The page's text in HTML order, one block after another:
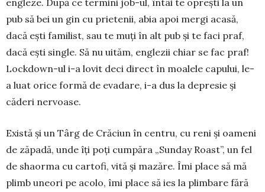
pub să bei un gin cu prietenii, abia apoi mergi acasă,
dacă ești familist, sau te muți în alt pub și te faci praf,
dacă ești single. Să nu uităm, englezii chiar se fac praf!
Lockdown-ul i-a lovit deci direct în moalele capului, le-
a luat orice formă de evadare, i-a dus la depresie și
căderi nervoase.
Există și un Târg de Crăciun în centru, cu reni și oameni
de zăpadă, unde îți poți cumpăra „Sun­day Roast”, un fel
de shaorma cu cartofi, vită și mazăre. Îmi place să mă
plimb uneori pe acolo, îmi place să ies la plimbare fără